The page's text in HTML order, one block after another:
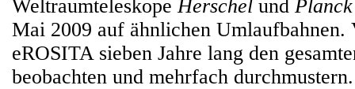
WeltraumteleskopeHerschel und Planck
Mai 2009 auf ähnlichen Umlaufbahnen.
eROSITA sieben Jahre lang den
beobachten und mehrfach durchmustern.